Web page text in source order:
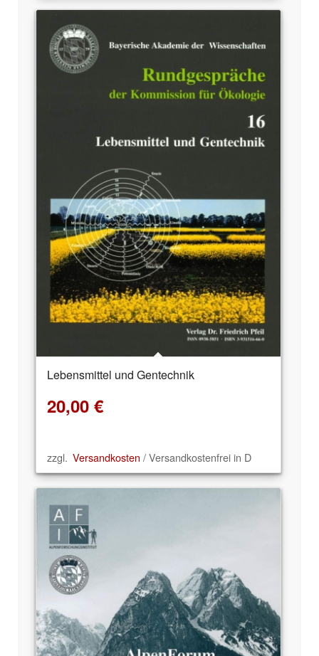
Lebensmittel und Gentechnik
20,00 €
zzgl. Versandkosten / Versandkostenfrei in D